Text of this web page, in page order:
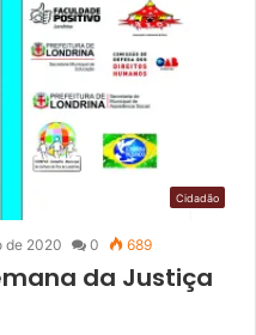
Cidadão
de 2020 0 689
da Justiça